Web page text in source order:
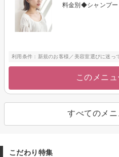
料金別◆シャンプ
利用条件：新規のお客様／美容室選びに迷っ
このメニ
すべてのメ
こだわり特集